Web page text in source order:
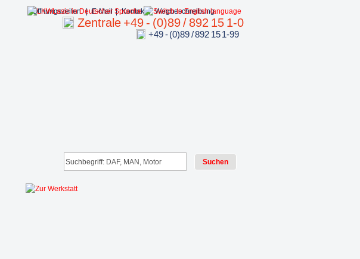
Wegbeschreibung
Kontakt |
E-Mail |
Öffnungszeiten: |
Zentrale +49 - (0)89 / 892 15 1-0
+49 - (0)89 / 892 15 1-99